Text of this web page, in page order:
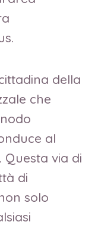
della
che
al
via di
di
solo